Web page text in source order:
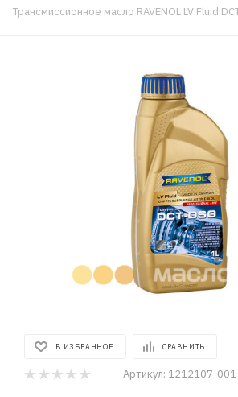
Трансмиссионное масло RAVENOL LV Fluid
В ИЗБРАННОЕ СРАВНИТЬ
Артикул: 1212107-